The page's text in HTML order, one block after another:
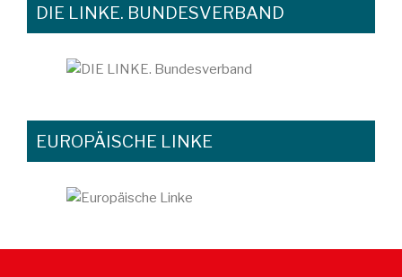
DIE LINKE. BUNDESVERBAND
EUROPÄISCHE LINKE